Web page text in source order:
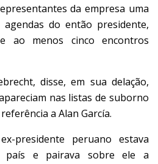
da empresa uma
agendas do então presidente,
ao menos cinco encontros
, disse, em sua delação,
nas listas de suborno
a Alan García.
presidente peruano estava
país e pairava sobre ele a